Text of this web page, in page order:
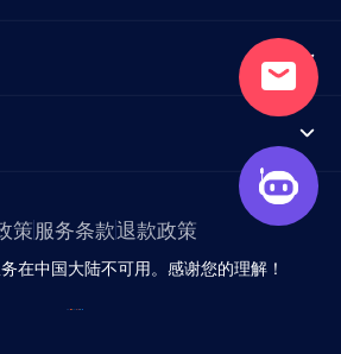
策服务条款退款政策
在中国大陆不可用。感谢您的理解！